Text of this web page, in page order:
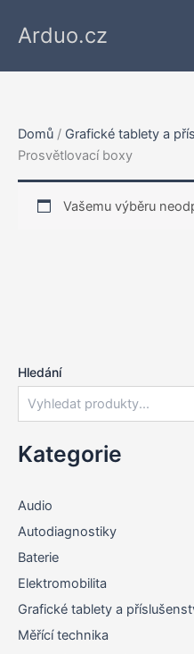
Arduo.cz
Hledání
Kategorie
Audio
Autodiagnostiky
Baterie
Elektromobilita
Grafické tablety a
Měřící technika
Domů / Grafické tablety a
Prosvětlovací boxy
Vašemu výběru